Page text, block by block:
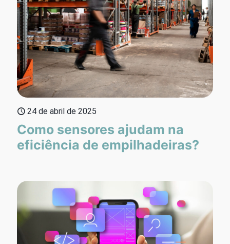
24 de abril de 2025
Como sensores ajudam na
eficiência de empilhadeiras?